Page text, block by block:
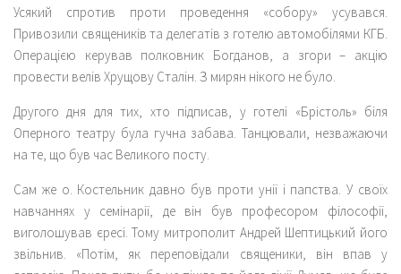
Усякий спротив проти проведення «собору» усувався.
Привозили священиків та делегатів з готелю автомобілями КГБ.
Операцією керував полковник Богданов, а згори – акцію
провести велів Хрущову Сталін. З мирян нікого не було.
Другого дня для тих, хто підписав, у готелі «Брістоль» біля
Оперного театру була гучна забава. Танцювали, незважаючи
на те, що був час Великого посту.
Сам же о. Костельник давно був проти унії і папства. У своїх
навчаннях у семінарії, де він був професором філософії,
виголошував єресі. Тому митрополит Андрей Шептицький його
звільнив. «Потім, як переповідали священики, він впав у